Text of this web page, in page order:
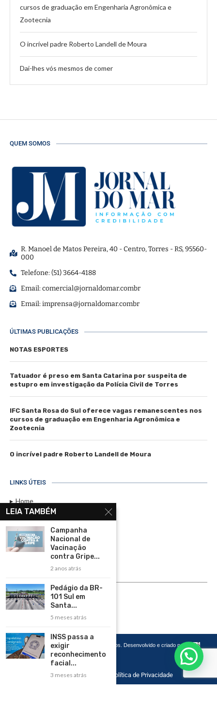
cursos de graduação em Engenharia Agronômica e
Zootecnia
O incrível padre Roberto Landell de Moura
Dai-lhes vós mesmos de comer
QUEM SOMOS
R. Manoel de Matos Pereira, 40 - Centro, Torres - RS, 95560-
000
Telefone: (51) 3664-4188
Email:comercial@jornaldomar.combr
Email:imprensa@jornaldomar.combr
ÚLTIMAS PUBLICAÇÕES
NOTAS ESPORTES
Tatuador é preso em Santa Catarina por suspeita de
estupro em investigação da Polícia Civil de Torres
IFC Santa Rosa do Sul oferece vagas remanescentes nos
cursos de graduação em Engenharia Agronômica e
Zootecnia
O incrível padre Roberto Landell de Moura
LINKS ÚTEIS
Home
Assinar
Contato
Política de Privacidade
Rádio Maristela - Ao Vivo
ASSINE
Copyright 2026 – Todos os Direitos Reservados. Desenvolvido e criado por
Cadô
Agência de Marketing
Home Contato Política de Privacidade
LEIA TAMBÉM
Campanha
Nacional de
Vacinação
contra Gripe...
2 anos atrás
Pedágio da BR-
101 Sul em
Santa...
5 meses atrás
INSS passa a
exigir
reconhecimento
facial...
3 meses atrás